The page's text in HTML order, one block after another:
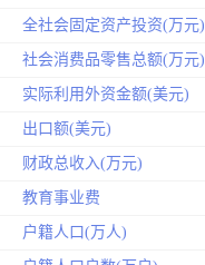
全社会固定资产投资(万元)
社会消费品零售总额(万元)
实际利用外资金额(美元)
出口额(美元)
财政总收入(万元)
教育事业费
户籍人口(万人)